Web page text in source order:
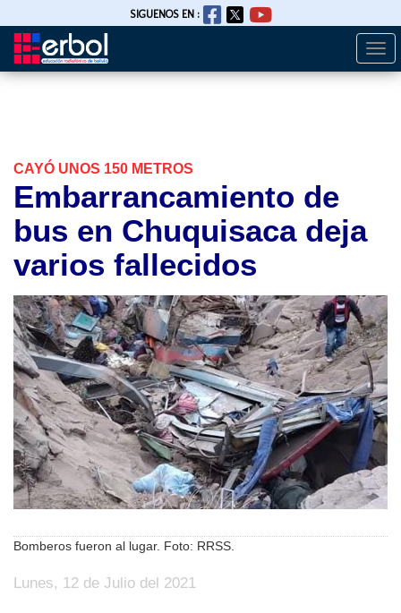
Pasar
SIGUENOS EN :
CAYÓ UNOS 150 METROS
Embarrancamiento de
bus en Chuquisaca deja
varios fallecidos
Bomberos fueron al lugar. Foto: RRSS.
Lunes, 12 de Julio del 2021